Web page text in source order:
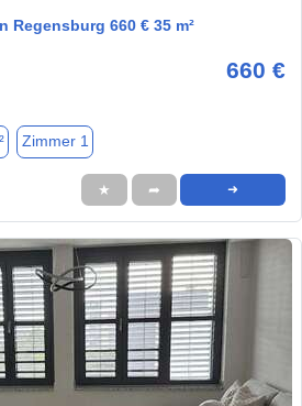
Regensburg 660 € 35 m²
660 €
Zimmer 1
★ ➦ ➜